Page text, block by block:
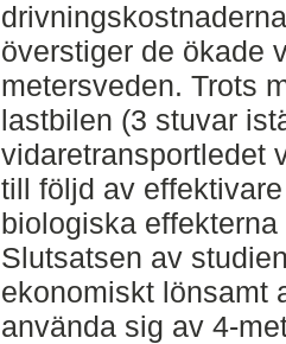
överstiger de ökade
metersveden. Trots
lastbilen (3 stuvar
vidaretransportledet
till följd av
biologiska
Slutsatsen av
ekonomiskt lönsamt
använda sig av 4-